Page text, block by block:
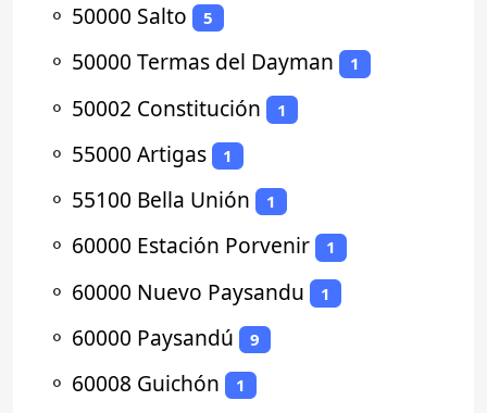
⚬ 50000 Salto 5
⚬ 50000 Termas del Dayman 1
⚬ 50002 Constitución 1
⚬ 55000 Artigas 1
⚬ 55100 Bella Unión 1
⚬ 60000 Estación Porvenir 1
⚬ 60000 Nuevo Paysandu 1
⚬ 60000 Paysandú 9
⚬ 60008 Guichón 1